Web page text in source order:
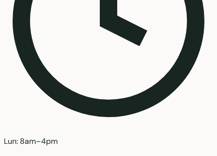
Lun: 8am–4pm